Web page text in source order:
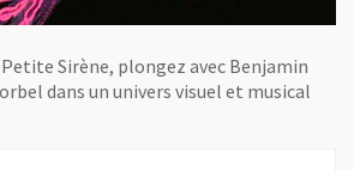
Sirène, plongez avec Benjamin
dans un univers visuel et musical